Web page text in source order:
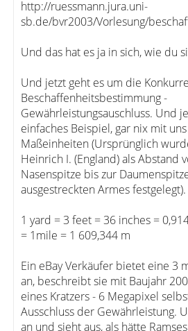
http://ruessmann.jura.uni-
sb.de/bvr2003/Vorlesung/
Und das hat es ja in sich, wie du
Und jetzt geht es um die
Beschaffenheitsbestimmung -
Gewährleistungsauschluss. Und
einfaches Beispiel, gar nix mit
Maßeinheiten (Ursprünglich
Heinrich I. (England) als Abstand
Nasenspitze bis zur
ausgestreckten Armes festgelegt).
1 yard = 3 feet = 36 inches =
= 1mile = 1 609,344 m
Ein eBay Verkäufer bietet eine 3
an, beschreibt sie mit Baujahr
eines Kratzers - 6 Megapixel
Ausschluss der Gewährleistung.
an und sieht aus, als hätte